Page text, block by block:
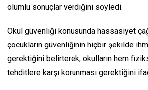
olumlu sonuçlar verdiğini söyledi.
Okul güvenliği konusunda hassasiyet
çocukların güvenliğinin hiçbir şekilde
gerektiğini belirterek, okulların hem
tehditlere karşı korunması gerektiğini